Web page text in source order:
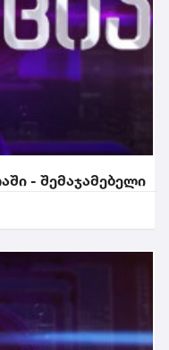
- შემაჯამებელი